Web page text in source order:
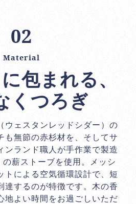
02
Material
包まれる、
くつろぎ
ウェスタンレッドシダー）の
も無節の赤杉材を、そしてサ
ンランド職人が手作業で製造
薪ストーブを使用。メッシ
トによる空気循環設計で、短
達するのが特徴です。木の香
地よい時間をお過ごしいただ